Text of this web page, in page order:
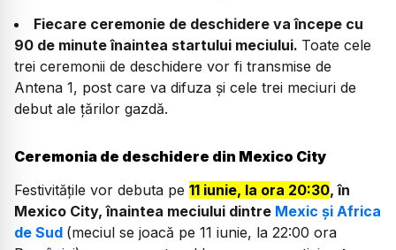
Fiecare ceremonie de deschidere va începe cu
90 de minute înaintea startului meciului. Toate cele
trei ceremonii de deschidere vor fi transmise de
Antena 1, post care va difuza și cele trei meciuri de
debut ale țărilor gazdă.
Ceremonia de deschidere din Mexico City
Festivitățile vor debuta pe 11 iunie, la ora 20:30, în
Mexico City, înaintea meciului dintre Mexic și Africa
de Sud (meciul se joacă pe 11 iunie, la 22:00 ora